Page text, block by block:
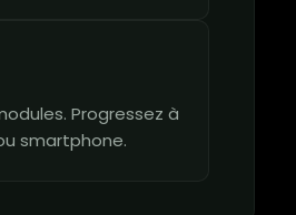
Progressez à
smartphone.